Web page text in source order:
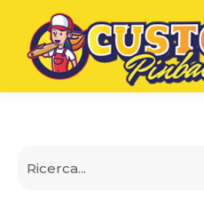
Lancia-